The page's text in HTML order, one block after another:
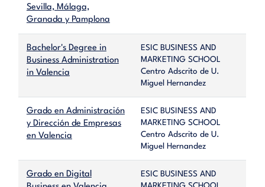
Sevilla, Málaga,
Granada y Pamplona
Bachelor's Degree in
Business Administration
in Valencia
ESIC BUSINESS AND
MARKETING SCHOOL
Centro Adscrito de U.
Miguel Hernandez
Grado en Administración
y Dirección de Empresas
en Valencia
ESIC BUSINESS AND
MARKETING SCHOOL
Centro Adscrito de U.
Miguel Hernandez
Grado en Digital
ESIC BUSINESS AND